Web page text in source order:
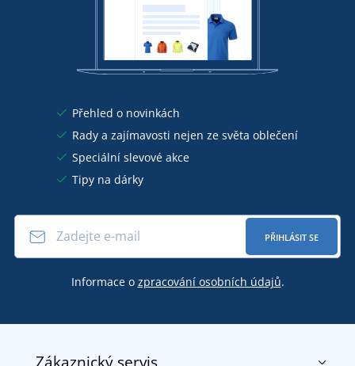
Přehled o novinkách
Rady a zajímavosti nejen ze světa oblečení
Speciální slevové akce
Tipy na dárky
PŘIHLÁSIT SE
Informace o zpracování osobních údajů.